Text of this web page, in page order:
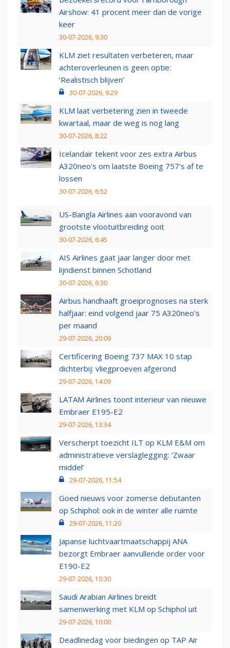
Airshow: 41 procent meer dan de vorige
keer
30-07-2026, 9:30
KLM ziet resultaten verbeteren, maar
achteroverleunen is geen optie:
‘Realistisch blijven’
30-07-2026, 9:29
KLM laat verbetering zien in tweede
kwartaal, maar de weg is nog lang
30-07-2026, 8:22
Icelandair tekent voor zes extra Airbus
A320neo's om laatste Boeing 757's af te
lossen
30-07-2026, 6:52
US-Bangla Airlines aan vooravond van
grootste vlootuitbreiding ooit
30-07-2026, 6:45
AIS Airlines gaat jaar langer door met
lijndienst binnen Schotland
30-07-2026, 6:30
Airbus handhaaft groeiprognoses na sterk
halfjaar: eind volgend jaar 75 A320neo’s
per maand
29-07-2026, 20:09
Certificering Boeing 737 MAX 10 stap
dichterbij: vliegproeven afgerond
29-07-2026, 14:09
LATAM Airlines toont interieur van nieuwe
Embraer E195-E2
29-07-2026, 13:34
Verscherpt toezicht ILT op KLM E&M om
administratieve verslaglegging: ‘Zwaar
middel’
29-07-2026, 11:54
Goed nieuws voor zomerse debutanten
op Schiphol: ook in de winter alle ruimte
29-07-2026, 11:20
Japanse luchtvaartmaatschappij ANA
bezorgt Embraer aanvullende order voor
E190-E2
29-07-2026, 10:30
Saudi Arabian Airlines breidt
samenwerking met KLM op Schiphol uit
29-07-2026, 10:00
Deadlinedag voor biedingen op TAP Air